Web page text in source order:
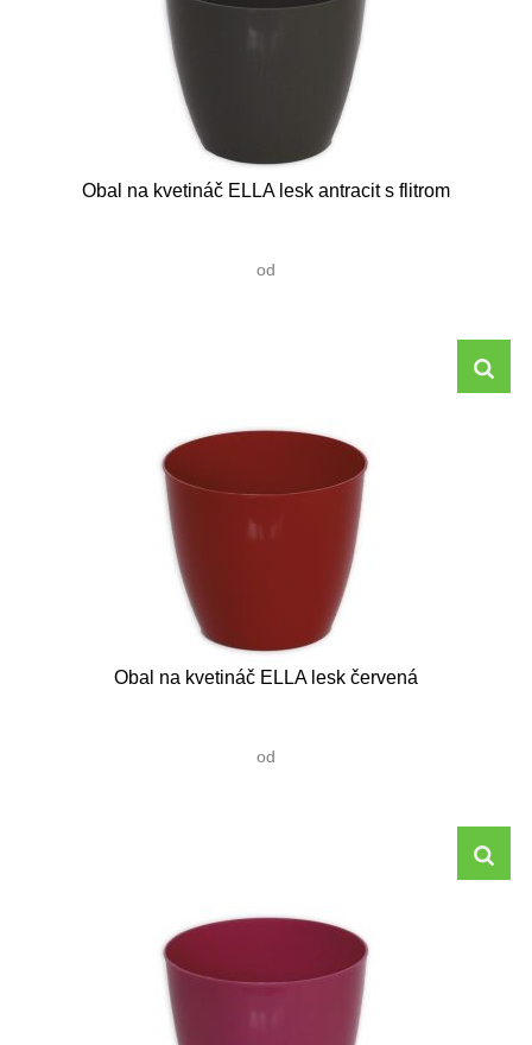
Obal na kvetináč ELLA lesk antracit s flitrom
od
Obal na kvetináč ELLA lesk červená
od